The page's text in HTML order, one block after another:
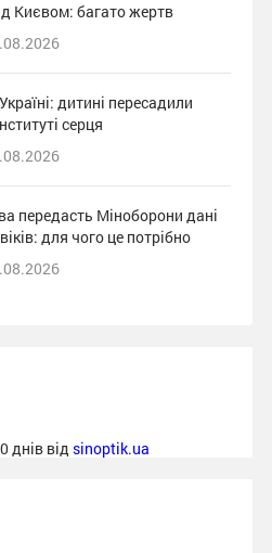
Києвом: багато жертв
дитині пересадили
серця
передасть Міноборони дані
для чого це потрібно
днів від sinoptik.ua